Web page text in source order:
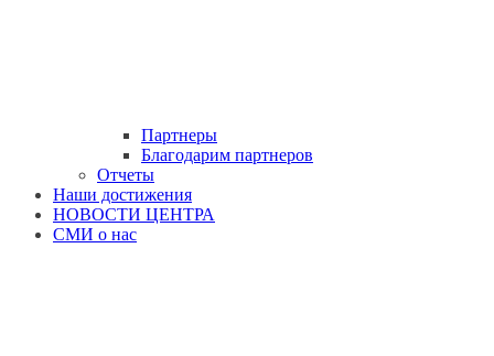
Партнеры
Благодарим партнеров
Отчеты
Наши достижения
НОВОСТИ ЦЕНТРА
СМИ о нас